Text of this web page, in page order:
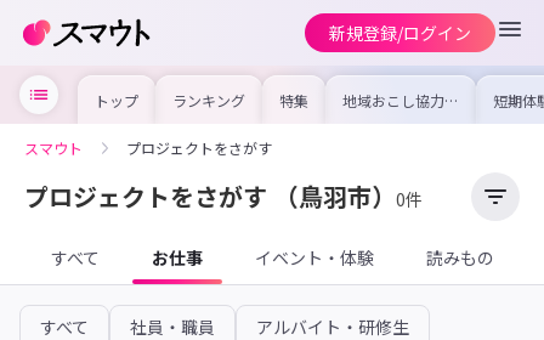
新規登録/ログイン
トップ ランキング 特集 地域おこし協力隊
の求人やイベント
を集めました！仕
けよう
短期体
り〜数
域を知
スマウト プロジェクトをさがす
プロジェクトをさがす （鳥羽市） 0件
すべて お仕事 イベント・体験 読みもの
すべて 社員・職員
アルバイト・研修生